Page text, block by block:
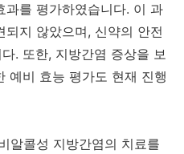
를 평가하였습니다. 이 과
지 않았으며, 신약의 안전
. 또한, 지방간염 증상을 보
예비 효능 평가도 현재 진행
알콜성 지방간염의 치료를